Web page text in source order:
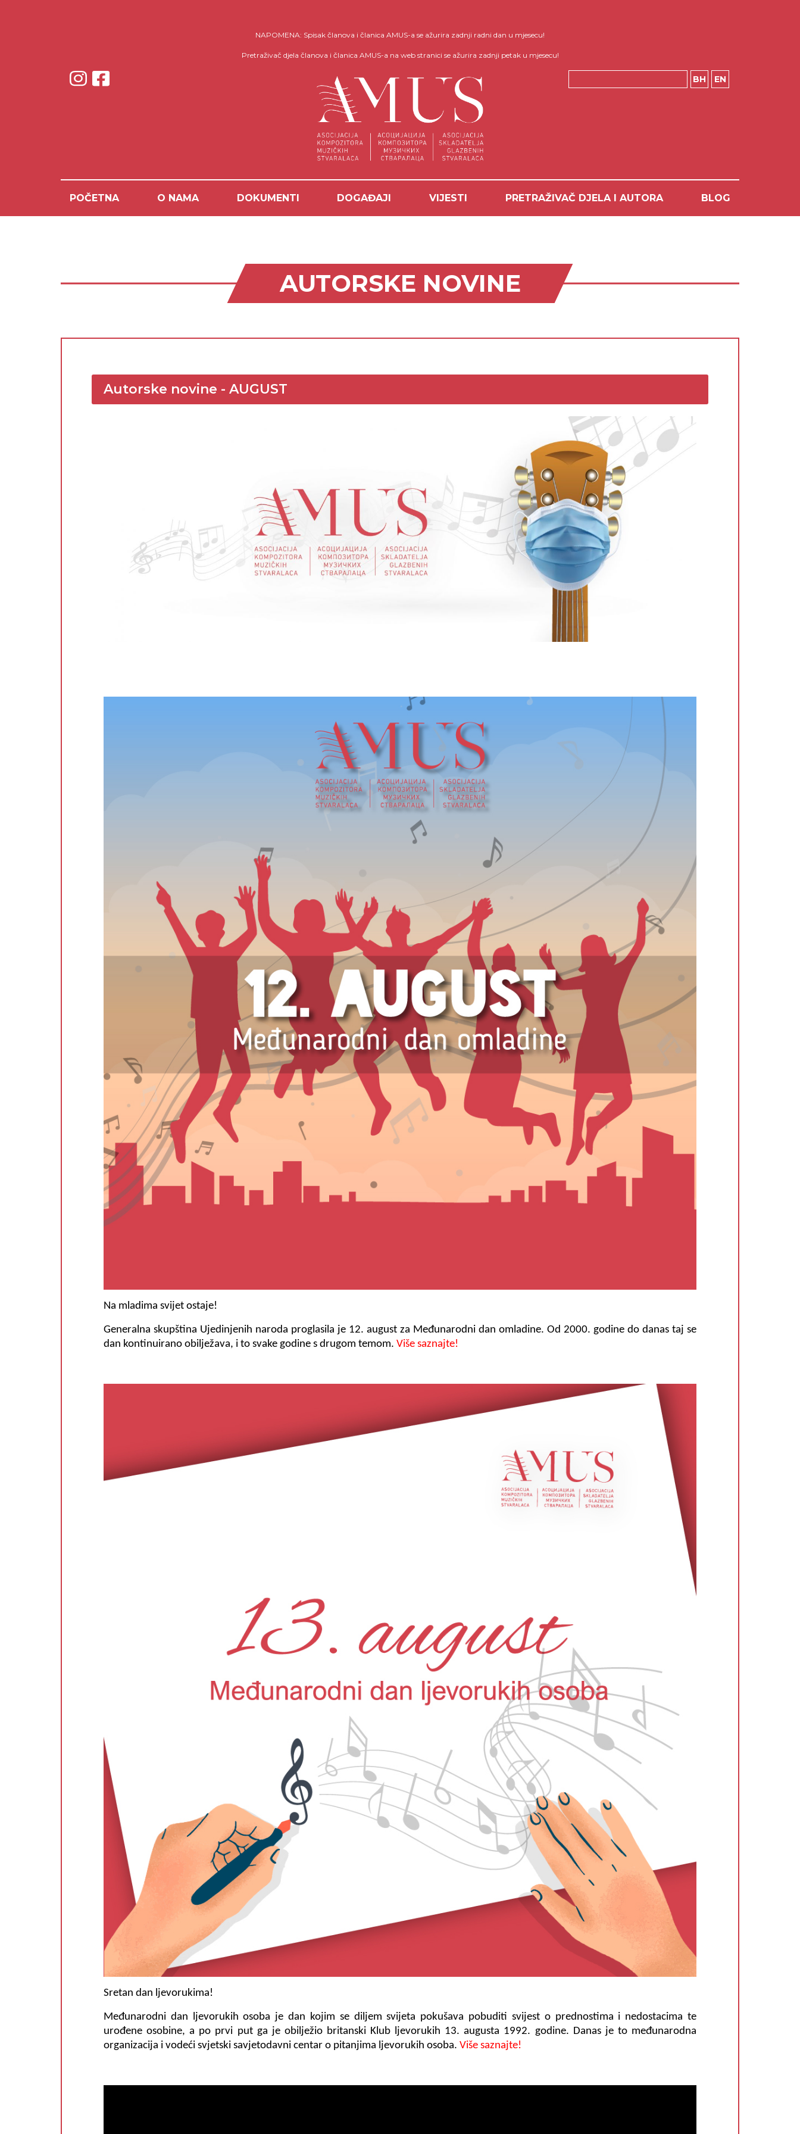
NAPOMENA: Spisak članova i članica AMUS-a se ažurira zadnji radni dan u mjesecu!
Pretraživač djela članova i članica AMUS-a na web stranici se ažurira zadnji petak u mjesecu!
BH EN
POČETNA O NAMA DOKUMENTI DOGAĐAJI VIJESTI PRETRAŽIVAČ DJELA I AUTORA BLOG
AUTORSKE NOVINE
Autorske novine - AUGUST
Na mladima svijet ostaje!
Generalna skupština Ujedinjenih naroda proglasila je 12. august za Međunarodni dan omladine. Od 2000. godine do danas taj se
dan kontinuirano obilježava, i to svake godine s drugom temom. Više saznajte!
Sretan dan ljevorukima!
Međunarodni dan ljevorukih osoba je dan kojim se diljem svijeta pokušava pobuditi svijest o prednostima i nedostacima te
urođene osobine, a po prvi put ga je obilježio britanski Klub ljevorukih 13. augusta 1992. godine. Danas je to međunarodna
organizacija i vodeći svjetski savjetodavni centar o pitanjima ljevorukih osoba. Više saznajte!